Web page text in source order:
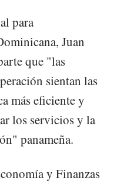
para
Juan
que "las
sientan las
más eficiente y
los servicios y la
panameña.
y Finanzas